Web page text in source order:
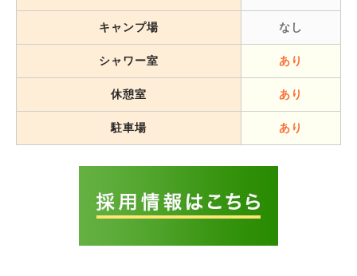
キャンプ場 なし
シャワー室 あり
休憩室 あり
駐車場 あり